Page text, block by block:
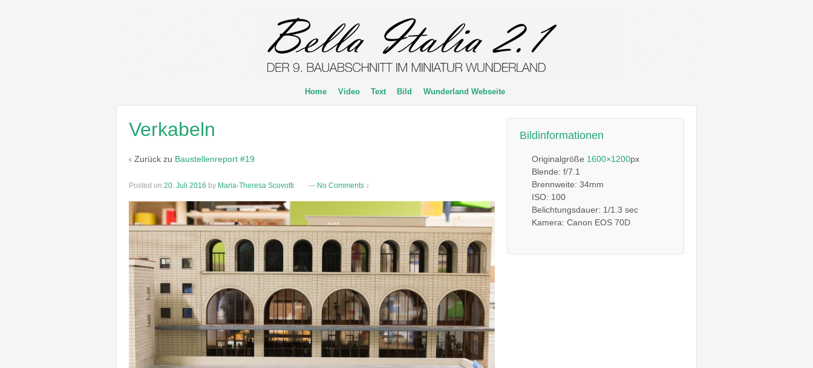
Home Video Text Bild Wunderland Webseite
Verkabeln
‹ Zurück zu Baustellenreport #19
Posted on 20. Juli 2016 by Maria-Theresa Scovotti — No Comments ↓
Bildinformationen
Originalgröße 1600×1200px
Blende: f/7.1
Brennweite: 34mm
ISO: 100
Belichtungsdauer: 1/1.3 sec
Kamera: Canon EOS 70D